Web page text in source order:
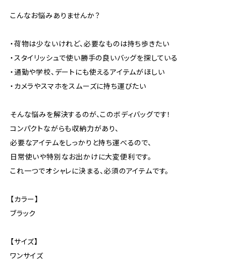
こんなお悩みありませんか？
・荷物は少ないけれど、必要なものは持ち歩きたい
・スタイリッシュで使い勝手の良いバッグを探している
・通勤や学校、デートにも使えるアイテムがほしい
・カメラやスマホをスムーズに持ち運びたい
そんな悩みを解決するのが、このボディバッグです！
コンパクトながらも収納力があり、
必要なアイテムをしっかりと持ち運べるので、
日常使いや特別なお出かけに大変便利です。
これ一つでオシャレに決まる、必須のアイテムです。
【カラー】
ブラック
【サイズ】
ワンサイズ